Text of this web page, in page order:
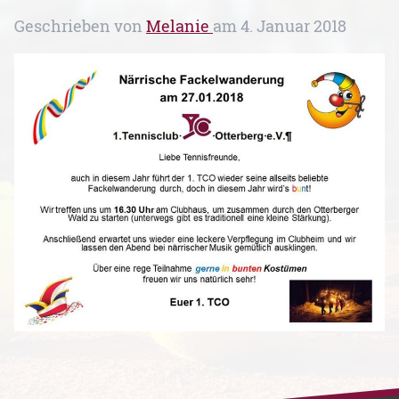
Geschrieben von Melanie am4. Januar 2018